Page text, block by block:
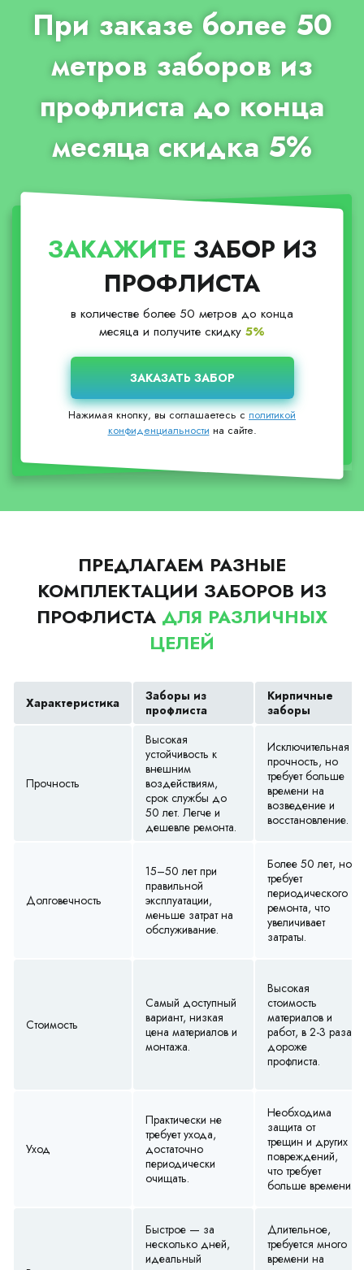
При заказе более 50
метров заборов из
профлиста до конца
месяца скидка 5%
ЗАКАЖИТЕ ЗАБОР ИЗ
ПРОФЛИСТА
в количестве более 50 метров до конца
месяца и получите скидку 5%
Нажимая кнопку, вы соглашаетесь сполитикой
конфиденциальности на сайте.
ПРЕДЛАГАЕМ РАЗНЫЕ
КОМПЛЕКТАЦИИ ЗАБОРОВ ИЗ
ПРОФЛИСТА ДЛЯ РАЗЛИЧНЫХ
ЦЕЛЕЙ
Характеристика
Заборы из
профлиста
Кирпичные
заборы
Прочность
Высокая
устойчивость к
внешним
воздействиям,
срок службы до
50 лет. Легче и
дешевле ремонта.
Исключительная
прочность, но
требует больше
времени на
возведение и
восстановление.
Долговечность
15–50 лет при
правильной
эксплуатации,
меньше затрат на
обслуживание.
Более 50 лет, но
требует
периодического
ремонта, что
увеличивает
затраты.
Стоимость
Самый доступный
вариант, низкая
цена материалов и
монтажа.
Высокая
стоимость
материалов и
работ, в 2-3 раза
дороже
профлиста.
Уход
Практически не
требует ухода,
достаточно
периодически
очищать.
Необходима
защита от
трещин и других
повреждений,
что требует
больше времени.
Быстрое — за
несколько дней,
идеальный
Длительное,
требуется много
времени на